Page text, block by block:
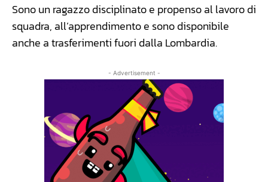
Sono un ragazzo disciplinato e propenso al lavoro di
squadra, all’apprendimento e sono disponibile
anche a trasferimenti fuori dalla Lombardia.
- Advertisement -